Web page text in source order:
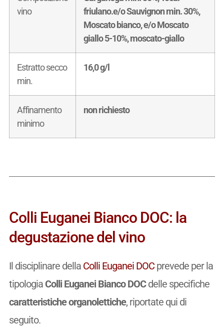
vino
friulano.e/o Sauvignon min. 30%,
Moscato bianco, e/o Moscato
giallo 5-10%, moscato-giallo
Estratto secco
min.
16,0 g/l
Affinamento
minimo
non richiesto
Colli Euganei Bianco DOC: la
degustazione del vino
Il disciplinare della Colli Euganei DOCprevede per la
tipologia Colli Euganei Bianco DOCdelle specifiche
caratteristiche organolettiche, riportate qui di
seguito.